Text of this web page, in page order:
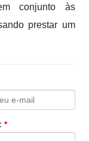
conjunto às
prestar um
*